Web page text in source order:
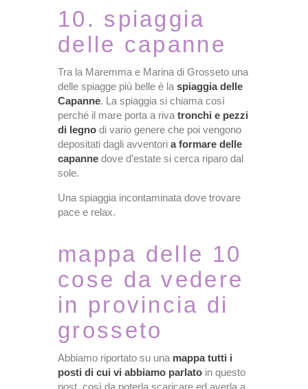
10. spiaggia
delle capanne
Tra la Maremma e Marina di Grosseto una
delle spiagge più belle è la spiaggia delle
Capanne. La spiaggia si chiama così
perché il mare porta a riva tronchi e pezzi
di legno di vario genere che poi vengono
depositati dagli avventori a formare delle
capanne dove d’estate si cerca riparo dal
sole.
Una spiaggia incontaminata dove trovare
pace e relax.
mappa delle 10
cose da vedere
in provincia di
grosseto
Abbiamo riportato su una mappa tutti i
posti di cui vi abbiamo parlato in questo